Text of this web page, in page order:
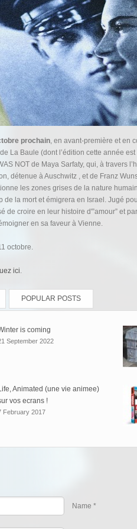
prochain, en avant-première et en
La Baule (dont l’édition cette année
NOT de Maya Sarfaty, qui, à travers
détenue à Auschwitz , et de Franz
les zones grises de la nature
de la mort et émigrera en Israel. Jugé
de croire en leur histoire d'”amour” et
en sa faveur à Vienne.
octobre.
ici.
POPULAR POSTS
is coming
September 2022
Animated (une vie animee)
vos ecrans !
February 2017
Name *